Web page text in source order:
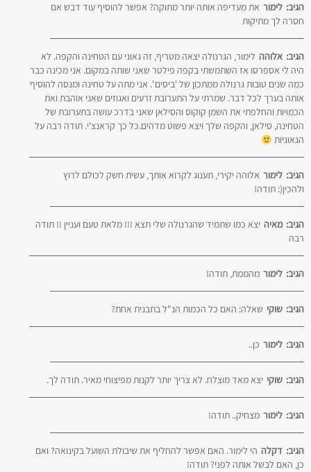
לימור הגיב:
את מעדיפה אותה יותר מתוקה? אפשר להוסיף עוד דבש אם
חסרה לך מתיקות
אלוהה הגיב:
לימור, הגרנולה יצאה מטריף, זה גאוני עם הטחינה והקפה. לא
היה לי אספרסו אז השתמשתי בקפה פילטר שאני שותה במקום. אני מכינה כבר
כמה שנים טובות גרנולה ממתכון של 'ביסים '. אני מתה על טחינה ומנסה להוסיף
אותה בערך לכל דבר. שמרתי על התערובת זרעים ואגוזים שאני אוהבת ואת
הכמויות והחלפתי את השמן קוקוס והסילאן שאני בדרכ עושה בתערובת של
הטחינה, סילאן, והקפה שלך ויצא פשוט מדהים.כל כך קראנצ'י. תודה רבה על
הגאוניות
לימור הגיב:
אלוהה יקירי, תענוג לקרוא אותך, עשית חשק לכולם לרוץ
ולהכין(: תודה!
מאיה הגיב:
יצא כמו שתמיד שהגרנולה שלי תצא !!! מלאת טעם ועניין !! תודה
רבה
לימור הגיב: מהממת, תודה!
שוקי הגיב: שאלה: האם כל הכמות הנ"ל בתבנית אחת?
לימור הגיב: כן..
שוקי הגיב: יצא מאד מוצלח. לא צריך יותר לקנות מפיצוחי מאיר. תודה לך.
לימור הגיב: מצחיק.. תודה!
דקלה הגיב:
הי לימור. האם אפשר להחליף את שיבולת השועל בקינואה? ואם
כן, האם לבשל אותה לפני? תודה!